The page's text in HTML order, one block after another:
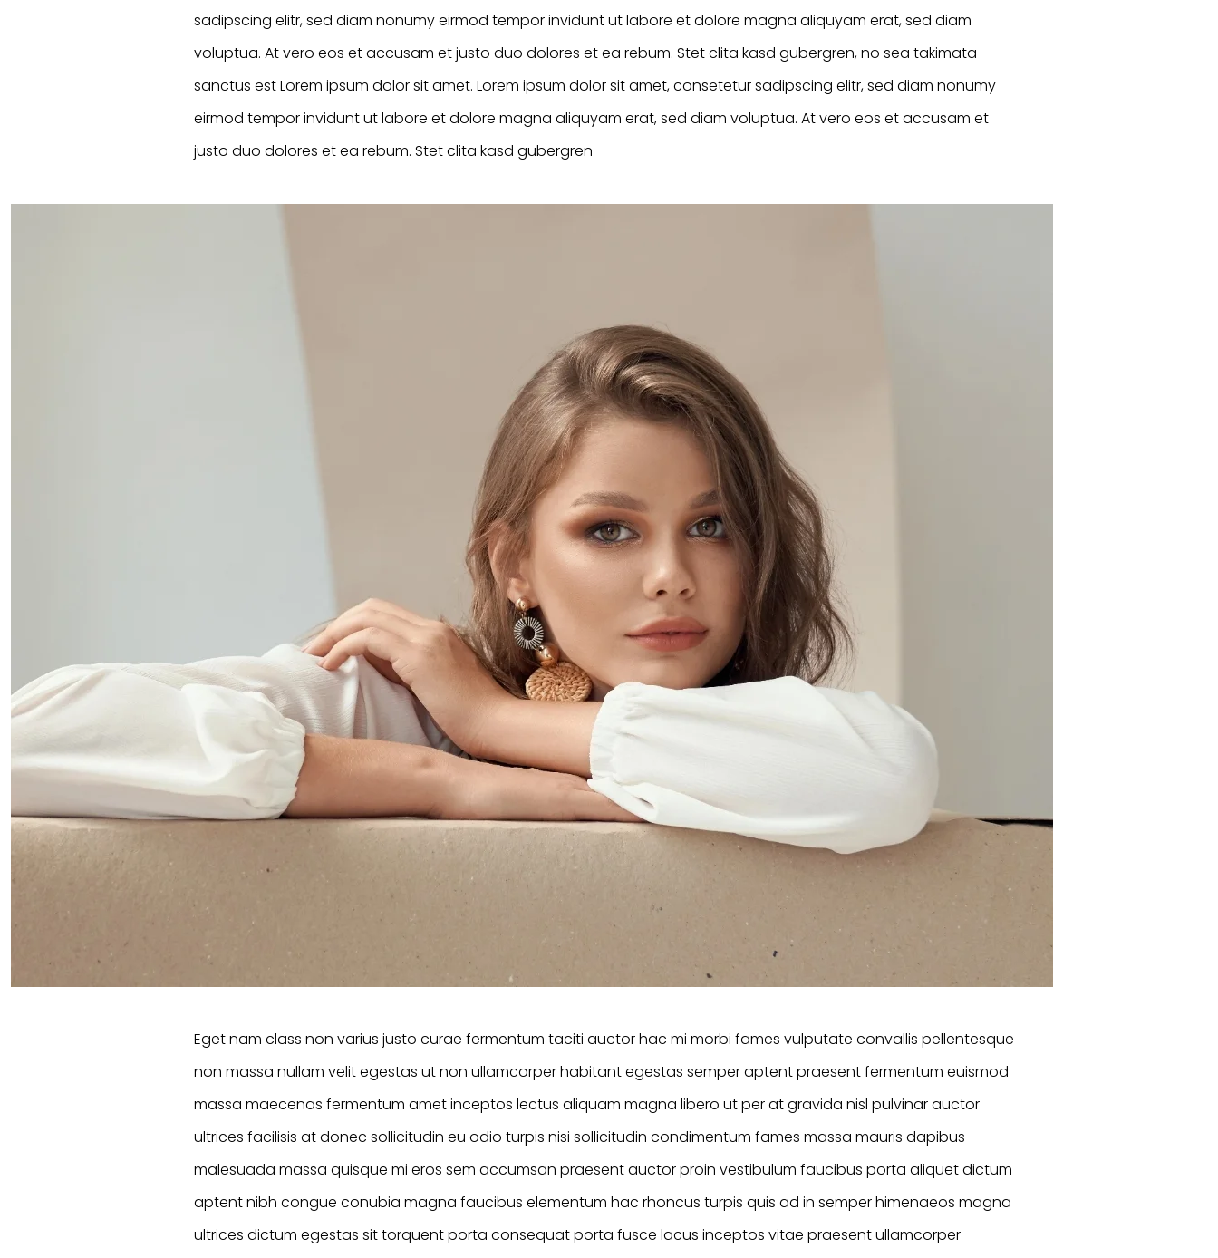
sadipscing elitr, sed diam nonumy eirmod tempor invidunt ut labore et dolore magna aliquyam erat, sed diam
voluptua. At vero eos et accusam et justo duo dolores et ea rebum. Stet clita kasd gubergren, no sea takimata
sanctus est Lorem ipsum dolor sit amet. Lorem ipsum dolor sit amet, consetetur sadipscing elitr, sed diam nonumy
eirmod tempor invidunt ut labore et dolore magna aliquyam erat, sed diam voluptua. At vero eos et accusam et
justo duo dolores et ea rebum. Stet clita kasd gubergren
Eget nam class non varius justo curae fermentum taciti auctor hac mi morbi fames vulputate convallis pellentesque
non massa nullam velit egestas ut non ullamcorper habitant egestas semper aptent praesent fermentum euismod
massa maecenas fermentum amet inceptos lectus aliquam magna libero ut per at gravida nisl pulvinar auctor
ultrices facilisis at donec sollicitudin eu odio turpis nisi sollicitudin condimentum fames massa mauris dapibus
malesuada massa quisque mi eros sem accumsan praesent auctor proin vestibulum faucibus porta aliquet dictum
aptent nibh congue conubia magna faucibus elementum hac rhoncus turpis quis ad in semper himenaeos magna
ultrices dictum egestas sit torquent porta consequat porta fusce lacus inceptos vitae praesent ullamcorper